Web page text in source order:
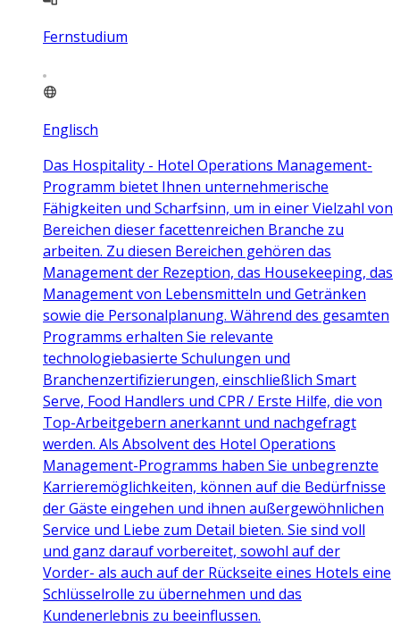
Fernstudium
Englisch
Das Hospitality - Hotel Operations Management-
Programm bietet Ihnen unternehmerische
Fähigkeiten und Scharfsinn, um in einer Vielzahl von
Bereichen dieser facettenreichen Branche zu
arbeiten. Zu diesen Bereichen gehören das
Management der Rezeption, das Housekeeping, das
Management von Lebensmitteln und Getränken
sowie die Personalplanung. Während des gesamten
Programms erhalten Sie relevante
technologiebasierte Schulungen und
Branchenzertifizierungen, einschließlich Smart
Serve, Food Handlers und CPR / Erste Hilfe, die von
Top-Arbeitgebern anerkannt und nachgefragt
werden. Als Absolvent des Hotel Operations
Management-Programms haben Sie unbegrenzte
Karrieremöglichkeiten, können auf die Bedürfnisse
der Gäste eingehen und ihnen außergewöhnlichen
Service und Liebe zum Detail bieten. Sie sind voll
und ganz darauf vorbereitet, sowohl auf der
Vorder- als auch auf der Rückseite eines Hotels eine
Schlüsselrolle zu übernehmen und das
Kundenerlebnis zu beeinflussen.